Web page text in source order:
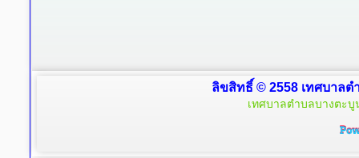
ลิขสิทธิ์ © 2558 เทศบาลต
เทศบาลตำบลบางตะบู